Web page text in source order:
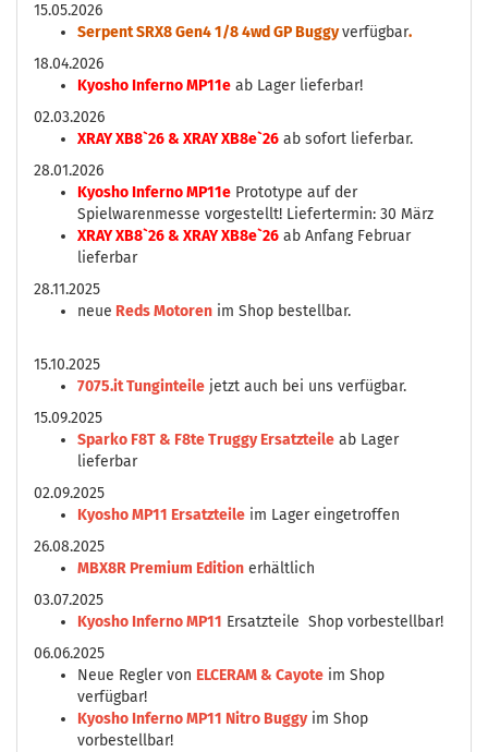
15.05.2026
Serpent SRX8 Gen4 1/8 4wd GP Buggyverfügbar.
18.04.2026
Kyosho Inferno MP11e ab Lager lieferbar!
02.03.2026
XRAY XB8`26 & XRAY XB8e`26 ab sofort lieferbar.
28.01.2026
Kyosho Inferno MP11e Prototype auf der
Spielwarenmesse vorgestellt! Liefertermin: 30 März
XRAY XB8`26 & XRAY XB8e`26 ab Anfang Februar
lieferbar
28.11.2025
neue Reds Motoren im Shop bestellbar.
15.10.2025
7075.it Tunginteile jetzt auch bei uns verfügbar.
15.09.2025
Sparko F8T & F8te Truggy Ersatzteile ab Lager
lieferbar
02.09.2025
Kyosho MP11 Ersatzteile im Lager eingetroffen
26.08.2025
MBX8R Premium Edition erhältlich
03.07.2025
Kyosho Inferno MP11 Ersatzteile Shop vorbestellbar!
06.06.2025
Neue Regler von ELCERAM & Cayote im Shop
verfügbar!
Kyosho Inferno MP11 Nitro Buggyim Shop
vorbestellbar!